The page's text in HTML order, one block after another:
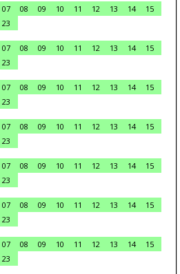
07 08 09 10 11 12 13 14
15
23
07 08 09 10 11 12 13 14
15
23
07 08 09 10 11 12 13 14
15
23
07 08 09 10 11 12 13 14
15
23
07 08 09 10 11 12 13 14
15
23
07 08 09 10 11 12 13 14
15
23
07 08 09 10 11 12 13 14
15
23